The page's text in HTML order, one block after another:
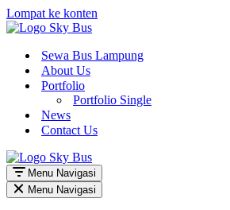
Lompat ke konten
Sewa Bus Lampung
About Us
Portfolio
Portfolio Single
News
Contact Us
Menu Navigasi
Menu Navigasi